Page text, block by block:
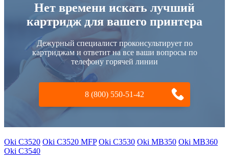
Нет времени искать лучший
картридж для вашего принтера
Дежурный специалист проконсультирует по
картриджам и ответит на все ваши вопросы по
телефону горячей линии
8 (800) 550-51-42
Oki C3520 Oki C3520 MFP Oki C3530 Oki MB350 Oki MB360
Oki C3540